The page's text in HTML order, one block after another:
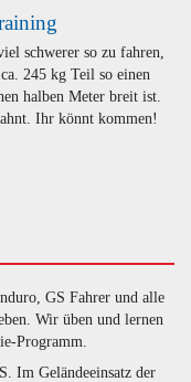
schwerer so zu fahren,
245 kg Teil so einen
halben Meter breit ist.
Ihr könnt kommen!
GS Fahrer und alle
Wir üben und lernen
Programm.
Im Geländeeinsatz der